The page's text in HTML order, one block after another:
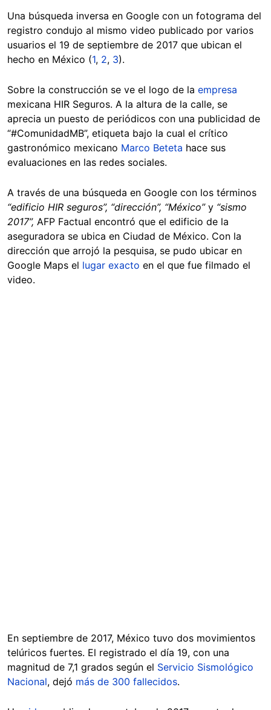
Una búsqueda inversa en Google con un fotograma del
registro condujo al mismo video publicado por varios
usuarios el 19 de septiembre de 2017 que ubican el
hecho en México (1, 2, 3).
Sobre la construcción se ve el logo de la empresa
mexicana HIR Seguros. A la altura de la calle, se
aprecia un puesto de periódicos con una publicidad de
“#ComunidadMB”, etiqueta bajo la cual el crítico
gastronómico mexicano Marco Beteta hace sus
evaluaciones en las redes sociales.
A través de una búsqueda en Google con los términos
“edificio HIR seguros”, “dirección”, “México”y “sismo
2017”, AFP Factual encontró que el edificio de la
aseguradora se ubica en Ciudad de México. Con la
dirección que arrojó la pesquisa, se pudo ubicar en
Google Maps el lugar exacto en el que fue filmado el
video.
En septiembre de 2017, México tuvo dos movimientos
telúricos fuertes. El registrado el día 19, con una
magnitud de 7,1 grados según el Servicio Sismológico
Nacional, dejó más de 300 fallecidos.